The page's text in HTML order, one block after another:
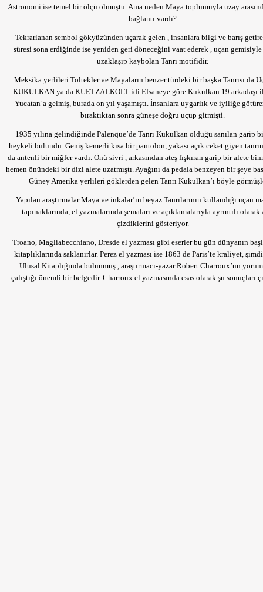
Astronomi ise temel bir ölçü olmuştu. Ama neden Maya toplumuyla uzay
bağlantı vardı?
Tekrarlanan sembol gökyüzünden uçarak gelen , insanlara bilgi ve barış
süresi sona erdiğinde ise yeniden geri döneceğini vaat ederek , uçan
uzaklaşıp kaybolan Tanrı motifidir.
Meksika yerlileri Toltekler ve Mayaların benzer türdeki bir başka Tanrısı da
KUKULKAN ya da KUETZALKOLT idi Efsaneye göre Kukulkan 19 arkadaşı
Yucatan’a gelmiş, burada on yıl yaşamıştı. İnsanlara uygarlık ve iyiliğe
bıraktıktan sonra güneşe doğru uçup gitmişti.
1935 yılına gelindiğinde Palenque’de Tanrı Kukulkan olduğu sanılan garip
heykeli bulundu. Geniş kemerli kısa bir pantolon, yakası açık ceket giyen
da antenli bir miğfer vardı. Önü sivri , arkasından ateş fışkıran garip bir alete
hemen önündeki bir dizi alete uzatmıştı. Ayağını da pedala benzeyen bir şeye
Güney Amerika yerlileri göklerden gelen Tanrı Kukulkan’ı böyle
Yapılan araştırmalar Maya ve inkalar’ın beyaz Tanrılarının kullandığı uçan
tapınaklarında, el yazmalarında şemaları ve açıklamalarıyla ayrıntılı olarak
çizdiklerini gösteriyor.
Troano, Magliabecchiano, Dresde el yazması gibi eserler bu gün dünyanın
kitaplıklarında saklanırlar. Perez el yazması ise 1863 de Paris’te kraliyet,
Ulusal Kitaplığında bulunmuş , araştırmacı-yazar Robert Charroux’un
çalıştığı önemli bir belgedir. Charroux el yazmasında esas olarak şu sonuçları